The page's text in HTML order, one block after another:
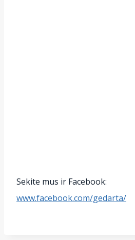
Sekite mus ir Facebook:
www.facebook.com/gedarta/